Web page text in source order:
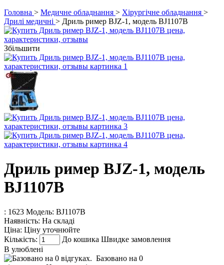
Головна > Медичне обладнання > Хірургічне обладнання >
Дрилі медичні > Дриль ример BJZ-1, модель BJ1107B
Збільшити
Дриль ример BJZ-1, модель
BJ1107B
: 1623 Модель: BJ1107В
Наявність: На складі
Ціна: Ціну уточнюйте
Кількість:
До кошика Швидке замовлення
В улюблені
Базовано на 0